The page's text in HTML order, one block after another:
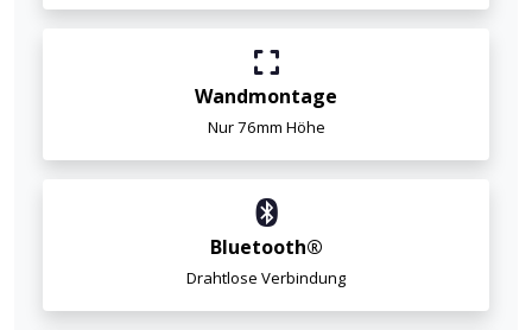
Wandmontage
Nur 76mm Höhe
Bluetooth®
Drahtlose Verbindung